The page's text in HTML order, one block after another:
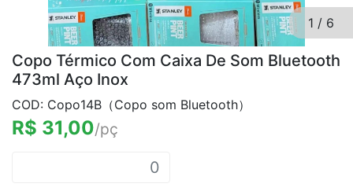
1 / 6
Copo Térmico Com Caixa De Som Bluetooth
473ml Aço Inox
COD: Copo14B（Copo som Bluetooth）
R$ 31,00/pç